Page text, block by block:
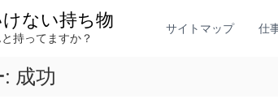
ない持ち物
持ってますか？
サイトマップ 仕
成功